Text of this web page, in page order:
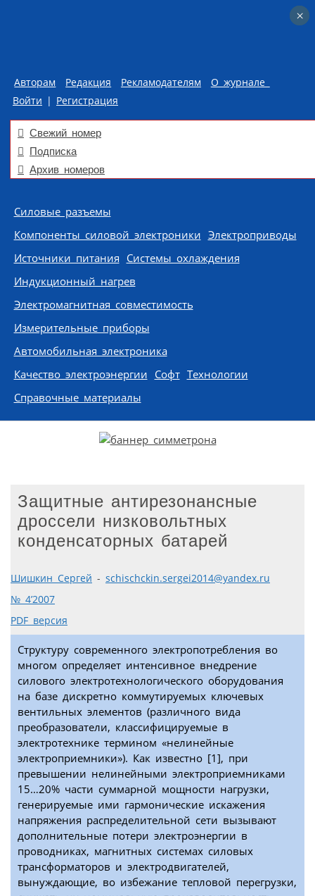
Авторам Редакция Рекламодателям
О журнале
Войти | Регистрация
Свежий номер
Подписка
Архив номеров
Skip to content
Силовые разъемы
Компоненты силовой электроники Электроприводы
Источники питания Системы охлаждения
Индукционный нагрев
Электромагнитная совместимость
Измерительные приборы
Автомобильная электроника
Качество электроэнергии Софт Технологии
Справочные материалы
Защитные антирезонансные
дроссели низковольтных
конденсаторных батарей
Шишкин Сергей - schischckin.sergei2014@yandex.ru
№ 4’2007
PDF версия
Структуру современного электропотребления во
многом определяет интенсивное внедрение
силового электротехнологического оборудования
на базе дискретно коммутируемых ключевых
вентильных элементов (различного вида
преобразователи, классифицируемые в
электротехнике термином «нелинейные
электроприемники»). Как известно [1], при
превышении нелинейными электроприемниками
15…20% части суммарной мощности нагрузки,
генерируемые ими гармонические искажения
напряжения распределительной сети вызывают
дополнительные потери электроэнергии в
проводниках, магнитных системах силовых
трансформаторов и электродвигателей,
вынуждающие, во избежание тепловой перегрузки,
×
×